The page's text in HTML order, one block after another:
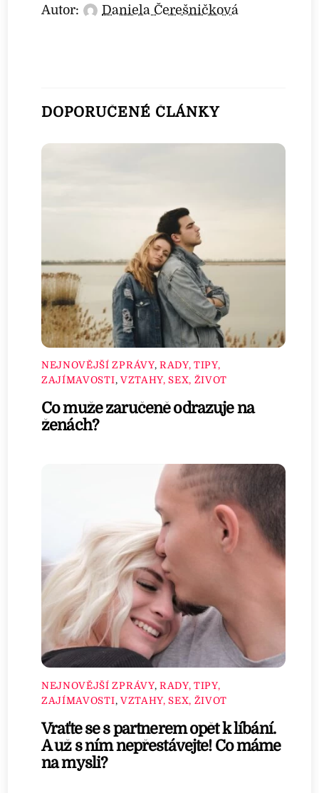
Autor: Daniela Čerešničková
DOPORUČENÉ ČLÁNKY
NEJNOVĚJŠÍ ZPRÁVY, RADY, TIPY,
ZAJÍMAVOSTI, VZTAHY, SEX, ŽIVOT
Co muže zaručeně odrazuje na
ženách?
NEJNOVĚJŠÍ ZPRÁVY, RADY, TIPY,
ZAJÍMAVOSTI, VZTAHY, SEX, ŽIVOT
Vraťte se s partnerem opět k líbání.
A už s ním nepřestávejte! Co máme
na mysli?